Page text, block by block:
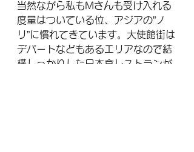
当然ながら私もMさんも受け入れる
度量はついている位、アジアの”ノ
リ”に慣れてきています。大使館街は
デパートなどもあるエリアなので結
構しっかりした日本食レストランが